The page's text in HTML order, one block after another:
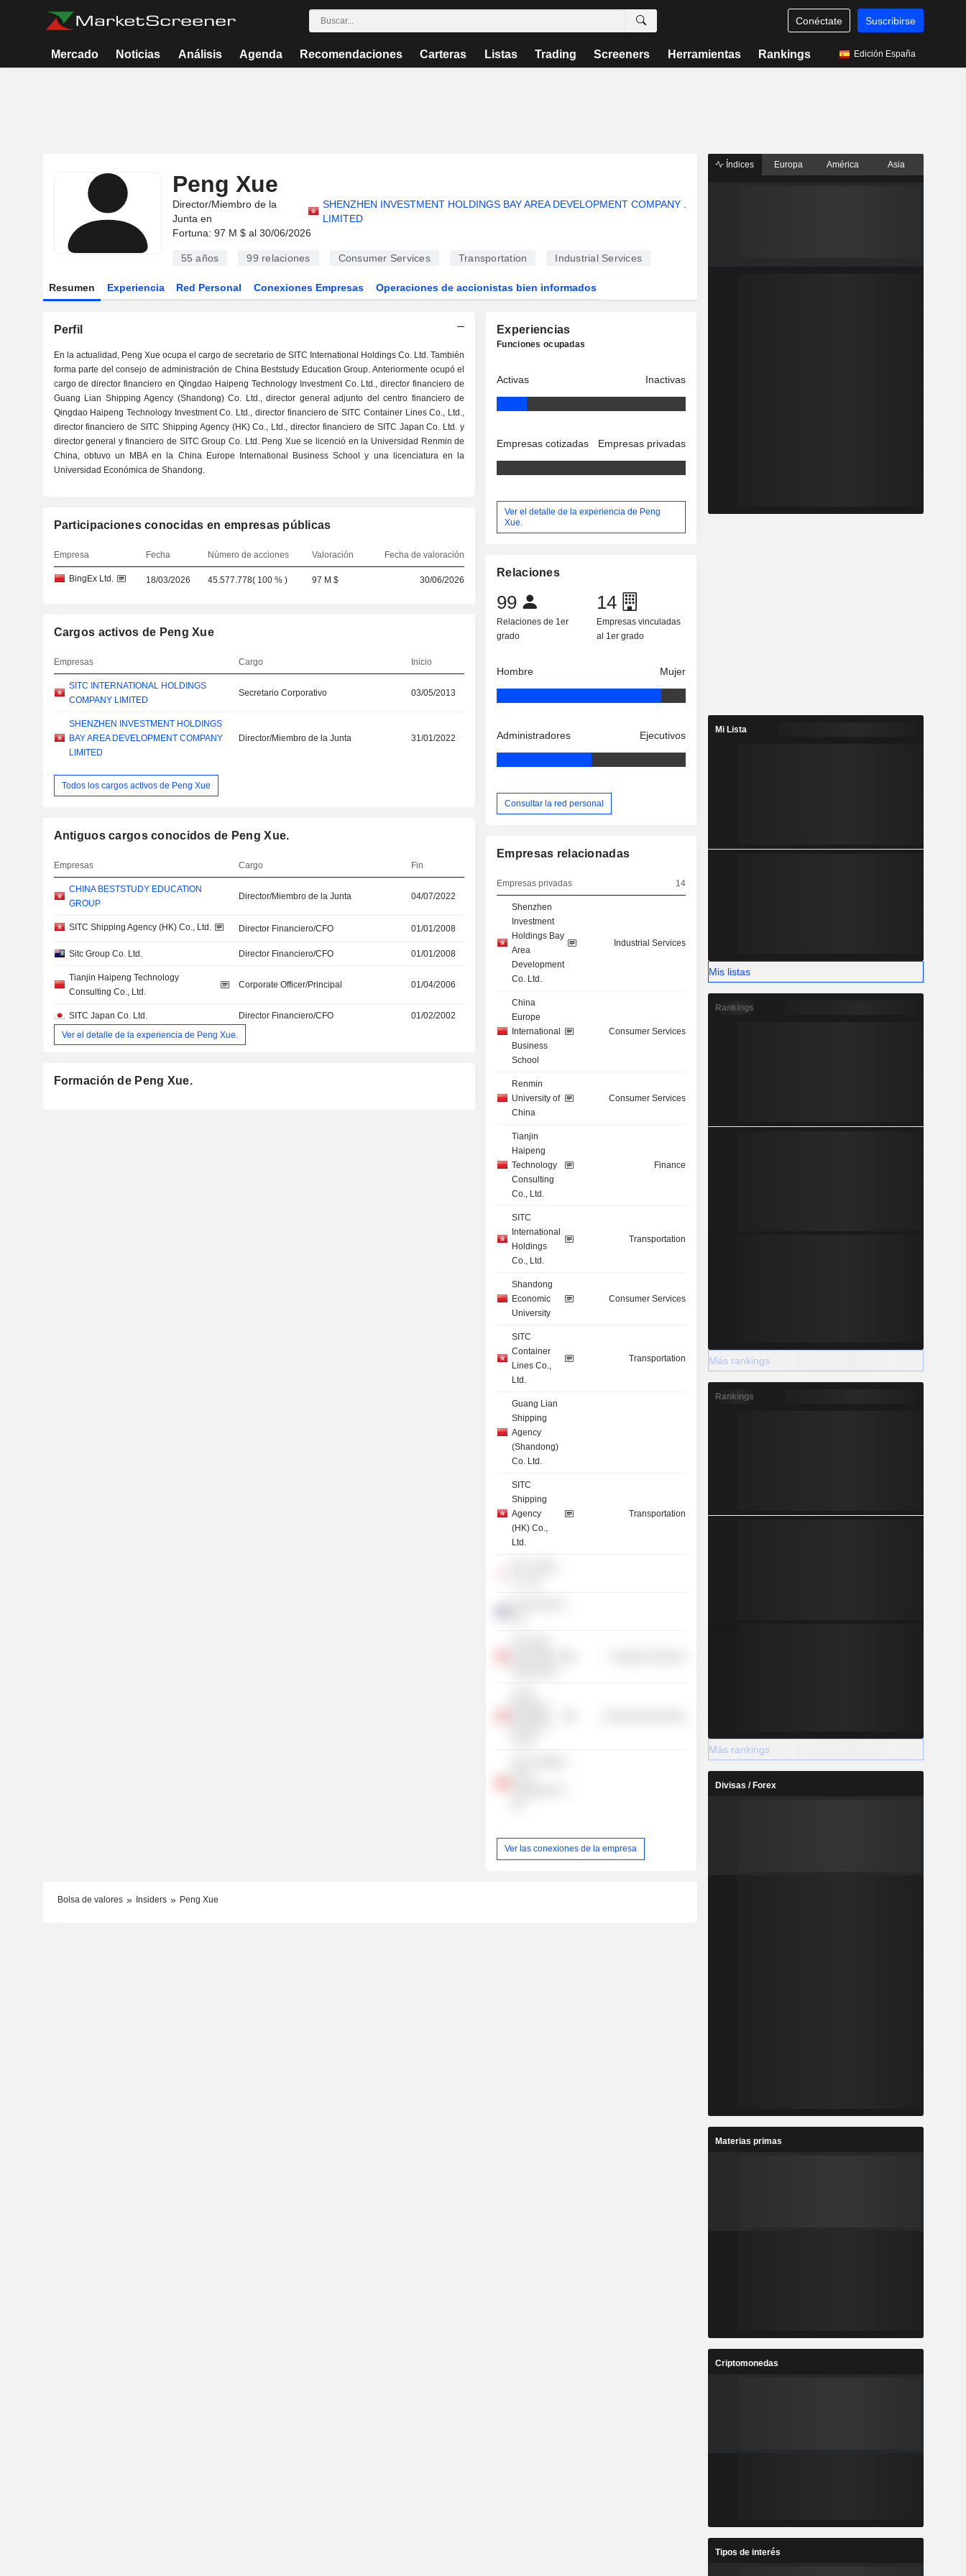
Conéctate Suscribirse
Mercado Noticias Análisis Agenda Recomendaciones Carteras Listas Trading Screeners Herramientas Rankings Edición España
Peng Xue
Director/Miembro de la
Junta en
SHENZHEN INVESTMENT HOLDINGS BAY AREA DEVELOPMENT COMPANY
LIMITED
Fortuna: 97 M $ al 30/06/2026
55 años 99 relaciones Consumer Services Transportation Industrial Services
Resumen Experiencia Red Personal Conexiones Empresas Operaciones de accionistas bien informados
Perfil
En la actualidad, Peng Xue ocupa el cargo de secretario de SITC International Holdings Co. Ltd. También
forma parte del consejo de administración de China Beststudy Education Group. Anteriormente ocupó el
cargo de director financiero en Qingdao Haipeng Technology Investment Co. Ltd., director financiero de
Guang Lian Shipping Agency (Shandong) Co. Ltd., director general adjunto del centro financiero de
Qingdao Haipeng Technology Investment Co. Ltd., director financiero de SITC Container Lines Co., Ltd.,
director financiero de SITC Shipping Agency (HK) Co., Ltd., director financiero de SITC Japan Co. Ltd. y
director general y financiero de SITC Group Co. Ltd. Peng Xue se licenció en la Universidad Renmin de
China, obtuvo un MBA en la China Europe International Business School y una licenciatura en la
Universidad Económica de Shandong.
Participaciones conocidas en empresas públicas
Empresa Fecha Número de acciones Valoración Fecha de valoración
BingEx Ltd. 18/03/2026 45.577.778( 100 % ) 97 M $ 30/06/2026
Cargos activos de Peng Xue
Empresas Cargo Inicio
SITC INTERNATIONAL HOLDINGS
COMPANY LIMITED
Secretario Corporativo 03/05/2013
SHENZHEN INVESTMENT HOLDINGS
BAY AREA DEVELOPMENT COMPANY
LIMITED
Director/Miembro de la Junta 31/01/2022
Todos los cargos activos de Peng Xue
Antiguos cargos conocidos de Peng Xue.
Empresas Cargo Fin
CHINA BESTSTUDY EDUCATION
GROUP
Director/Miembro de la Junta 04/07/2022
SITC Shipping Agency (HK) Co., Ltd. Director Financiero/CFO 01/01/2008
Sitc Group Co. Ltd. Director Financiero/CFO 01/01/2008
Tianjin Haipeng Technology
Consulting Co., Ltd.
Corporate Officer/Principal 01/04/2006
SITC Japan Co. Ltd. Director Financiero/CFO
01/02/2002
Ver el detalle de la experiencia de Peng Xue.
Formación de Peng Xue.
Experiencias
Funciones ocupadas
Activas Inactivas
Empresas cotizadas Empresas privadas
Ver el detalle de la experiencia de Peng
Xue.
Relaciones
99
Relaciones de 1er
grado
14
Empresas vinculadas
al 1er grado
Hombre Mujer
Administradores Ejecutivos
Consultar la red personal
Empresas relacionadas
Empresas privadas 14
Shenzhen
Investment
Holdings Bay
Area
Development
Co. Ltd.
Industrial Services
China
Europe
International
Business
School
Consumer Services
Renmin
University of
China
Consumer Services
Tianjin
Haipeng
Technology
Consulting
Co., Ltd.
Finance
SITC
International
Holdings
Co., Ltd.
Transportation
Shandong
Economic
University
Consumer Services
SITC
Container
Lines Co.,
Ltd.
Transportation
Guang Lian
Shipping
Agency
(Shandong)
Co. Ltd.
SITC
Shipping
Agency
(HK) Co.,
Ltd.
Transportation
Ver las conexiones de la empresa
Bolsa de valores Insiders Peng Xue
Índices Europa América Asia
Mi Lista
Mis listas
Rankings
Más rankings
Rankings
Más rankings
Divisas / Forex
Materias primas
Criptomonedas
Tipos de interés